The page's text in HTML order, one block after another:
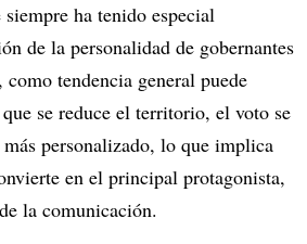
ha tenido especial
de la personalidad de gobernantes
tendencia general puede
se reduce el territorio, el voto se
personalizado, lo que implica
en el principal protagonista,
la comunicación.